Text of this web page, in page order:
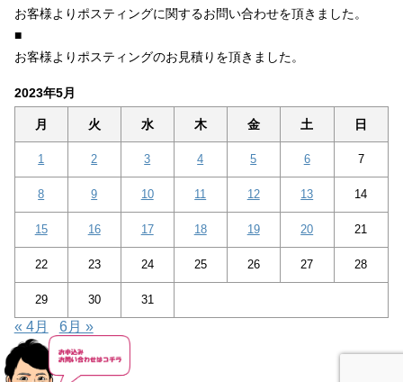
お客様よりポスティングに関するお問い合わせを頂きました。
■
お客様よりポスティングのお見積りを頂きました。
2023年5月
月 火 水 木 金 土 日
1 2 3 4 5 6 7
8 9 10 11 12 13 14
15 16 17 18 19 20 21
22 23 24 25 26 27 28
29 30 31
« 4月 6月 »